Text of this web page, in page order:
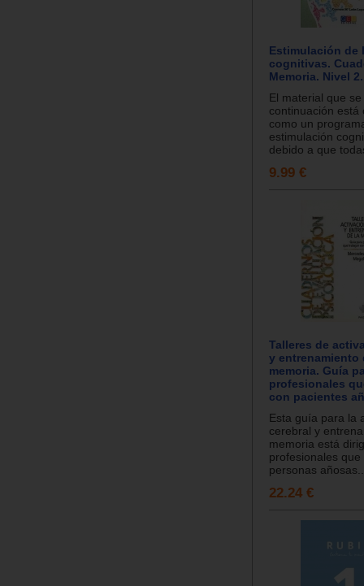
Estimulación de
cognitivas.
Memoria. Nivel 2.
El material que
continuación está
como un
estimulación
debido a que
9.99 €
Talleres de
y entrenamiento
memoria. Guía
profesionales
con pacientes
Esta guía para la
cerebral y
memoria está
profesionales
personas
22.24 €